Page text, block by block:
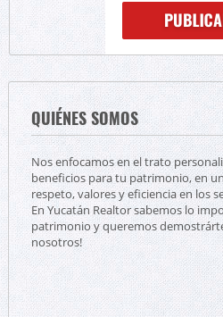
QUIÉNES SOMOS
Nos enfocamos en el trato
beneficios para tu patrimonio, en
respeto, valores y eficiencia en los
En Yucatán Realtor sabemos lo
patrimonio y queremos
nosotros!